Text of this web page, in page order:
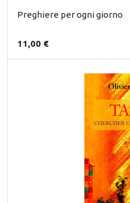
Preghiere per ogni giorno
11,00 €